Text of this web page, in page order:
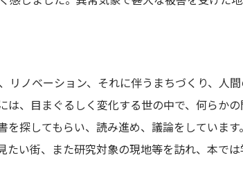
リノベーション、それに伴うまちづくり、人
は、目まぐるしく変化する世の中で、何らか
を探してもらい、読み進め、議論をしていま
たい街、また研究対象の現地等を訪れ、本で